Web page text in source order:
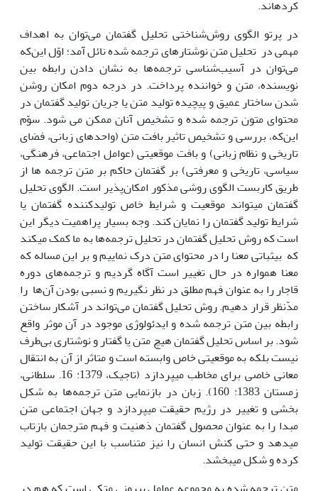
کرده­اند.
در پرتو الگوی روش‌شناختی تحلیل گفتمان می‌توان به اهداف
مهمی در تحلیل متن نوشتارهای ترجمه شده نائل آمد؛ اوّل این‌که
می‌توان در آسیب‌شناسی ترجمه‌ها به نشان دادن رابطه بین
نویسنده، متن و خواننده پرداخت. در درجه دوم امکان روشن
شدن ساختار عمیق و پیچیده تولید متن یا جریان تولید گفتمان در
محتوای متون ترجمه شده و تشخیص آنان ممکن می شود. سوّم
این‌که، بررسی و تشخیص تاثیر بافت متن (واحدهای زبانی، فضای
تاریخی و نظام زبانی) و بافت موقعیتی (عوامل اجتماعی، فرهنگی،
سیاسی، تاریخی و معرفتی) بر گفتمان حاکم بر متن ترجمه ها از
طریق کاربست الگوی روشی مذکور امکان‌پذیر است. الگوی تحلیل
گفتمان می­­تواند موقعیت و شرایط خاص تولیدکننده گفتمان یا
شرایط تولید گفتمان را نمایان کند. وجه بسیار پراهمیت دیگر این
است که روش تحلیل گفتمان در تحلیل ترجمه‌ها به ما کمک می­کند
که بی­ثباتی معنا را در محتوای متن درک نماییم و بر این مساله که
معنا همواره در حال تغییر است آگاه گردیم و ترجمه‌های دوره
قاجار را به عنوان فهم مطلق در نظر نگیریم و نسبی بودن آن‌ها را
مدّنظر قرار دهیم. روش تحلیل گفتمان می‌تواند در آشکار ساختن
رابطه بین متن ترجمه شده و ایدئولوژی موجود در آن موثر واقع
شود. بر اساس تحلیل گفتمان هیچ متن یا گفتار و نوشتاری بی‌طرف
نیست بلکه به موقعیتی خاص وابسته است و متاثر از آن به انتقال
معانی خاصی برای مخاطب می­پردازد (تاجیک، 1379: 16. سلطانی،
زمستان 1383: 160). زبان در بازنمایی متن ترجمه‌ها به شکل
بخشی و تغییر در رژیم حقیقت می­پردازد و جهان اجتماعی متن
مبدا را به عنوان محصول گفتمان‌ ذهنیت و فهم مترجمان بازتاب
می­دهد و حتی کنش انسان را نیز متناسب با این حقیقت تولید
کرده و شکل می­بخشد.